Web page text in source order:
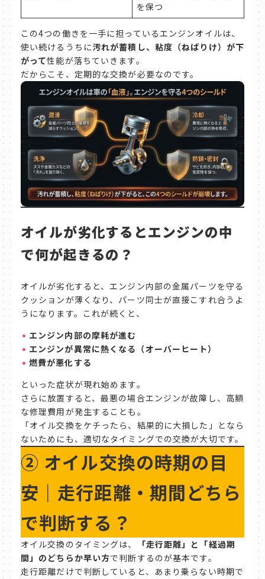
を保つ
この4つの働きを一手に担っているエンジンオイルは、
使い続けるうちに汚れが蓄積し、粘度（ねばりけ）が下
がって性能が落ちていきます。
だからこそ、定期的な交換が必要なのです。
オイルが劣化するとエンジンの中
で何が起きるの？
オイルが劣化すると、エンジン内部の金属パーツを守る
クッションが薄くなり、パーツ同士が直接こすれ合うよ
うになります。これが続くと、
エンジン内部の摩耗が進む
エンジンが異常に熱くなる（オーバーヒート）
燃費が悪化する
といった症状が現れ始めます。
さらに放置すると、最悪の場合エンジンが故障し、高額
な修理費用が発生することも。
「オイル交換をケチったら、結果的に大損した」となら
ないためにも、適切なタイミングでの交換が大切です。
② オイル交換の時期の目
安｜走行距離・期間どちら
で判断する？
オイル交換のタイミングは、
「走行距離」と「経過期
間」のどちらか早い方で判断するのが基本です。
走行距離だけで判断していると、あまり乗らない時期で